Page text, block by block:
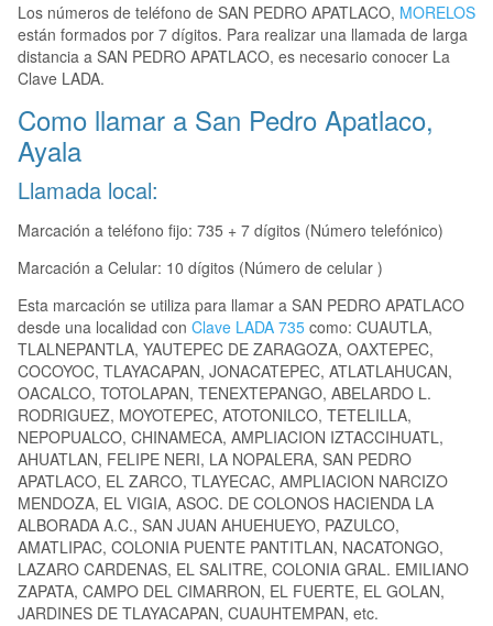
Los números de teléfono de SAN PEDRO APATLACO, MORELOS
están formados por 7 dígitos. Para realizar una llamada de larga
distancia a SAN PEDRO APATLACO, es necesario conocer La
Clave LADA.
Como llamar a San Pedro Apatlaco,
Ayala
Llamada local:
Marcación a teléfono fijo: 735 + 7 dígitos (Número telefónico)
Marcación a Celular: 10 dígitos (Número de celular )
Esta marcación se utiliza para llamar a SAN PEDRO APATLACO
desde una localidad con Clave LADA 735 como: CUAUTLA,
TLALNEPANTLA, YAUTEPEC DE ZARAGOZA, OAXTEPEC,
COCOYOC, TLAYACAPAN, JONACATEPEC, ATLATLAHUCAN,
OACALCO, TOTOLAPAN, TENEXTEPANGO, ABELARDO L.
RODRIGUEZ, MOYOTEPEC, ATOTONILCO, TETELILLA,
NEPOPUALCO, CHINAMECA, AMPLIACION IZTACCIHUATL,
AHUATLAN, FELIPE NERI, LA NOPALERA, SAN PEDRO
APATLACO, EL ZARCO, TLAYECAC, AMPLIACION NARCIZO
MENDOZA, EL VIGIA, ASOC. DE COLONOS HACIENDA LA
ALBORADA A.C., SAN JUAN AHUEHUEYO, PAZULCO,
AMATLIPAC, COLONIA PUENTE PANTITLAN, NACATONGO,
LAZARO CARDENAS, EL SALITRE, COLONIA GRAL. EMILIANO
ZAPATA, CAMPO DEL CIMARRON, EL FUERTE, EL GOLAN,
JARDINES DE TLAYACAPAN, CUAUHTEMPAN, etc.